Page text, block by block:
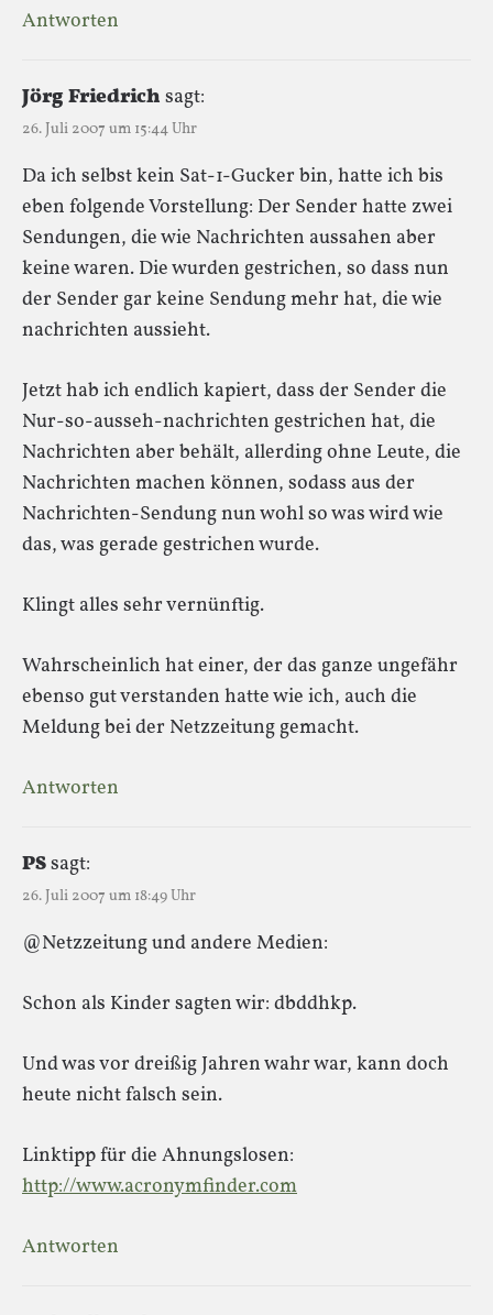
Antworten
Jörg Friedrich sagt:
26. Juli 2007 um 15:44 Uhr
Da ich selbst kein Sat-1-Gucker bin, hatte ich bis
eben folgende Vorstellung: Der Sender hatte zwei
Sendungen, die wie Nachrichten aussahen aber
keine waren. Die wurden gestrichen, so dass nun
der Sender gar keine Sendung mehr hat, die wie
nachrichten aussieht.
Jetzt hab ich endlich kapiert, dass der Sender die
Nur-so-ausseh-nachrichten gestrichen hat, die
Nachrichten aber behält, allerding ohne Leute, die
Nachrichten machen können, sodass aus der
Nachrichten-Sendung nun wohl so was wird wie
das, was gerade gestrichen wurde.
Klingt alles sehr vernünftig.
Wahrscheinlich hat einer, der das ganze ungefähr
ebenso gut verstanden hatte wie ich, auch die
Meldung bei der Netzzeitung gemacht.
Antworten
PSsagt:
26. Juli 2007 um 18:49 Uhr
@Netzzeitung und andere Medien:
Schon als Kinder sagten wir: dbddhkp.
Und was vor dreißig Jahren wahr war, kann doch
heute nicht falsch sein.
Linktipp für die Ahnungslosen:
http://www.acronymfinder.com
Antworten